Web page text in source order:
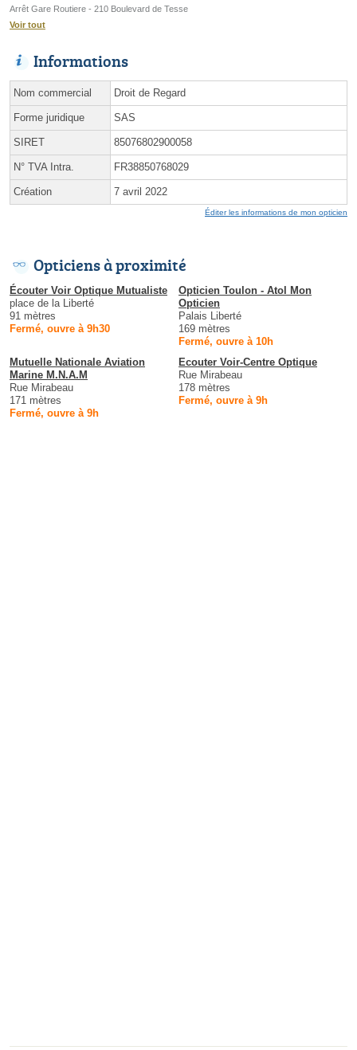
Arrêt Gare Routiere - 210 Boulevard de Tesse
Voir tout
Informations
Nom commercial Droit de Regard
Forme juridique SAS
SIRET 85076802900058
N° TVA Intra. FR38850768029
Création 7 avril 2022
Éditer les informations de mon opticien
Opticiens à proximité
Écouter Voir Optique Mutualiste
place de la Liberté
91 mètres
Fermé, ouvre à 9h30
Opticien Toulon - Atol Mon
Opticien
Palais Liberté
169 mètres
Fermé, ouvre à 10h
Mutuelle Nationale Aviation
Marine M.N.A.M
Rue Mirabeau
171 mètres
Fermé, ouvre à 9h
Ecouter Voir-Centre Optique
Rue Mirabeau
178 mètres
Fermé, ouvre à 9h